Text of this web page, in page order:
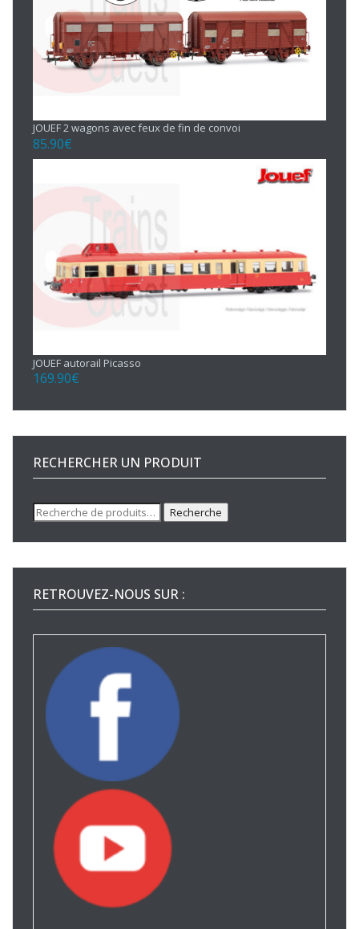
JOUEF 2 wagons avec feux de fin de convoi
85.90€
JOUEF autorail Picasso
169.90€
RECHERCHER UN PRODUIT
Recherche
pour :
Recherche
RETROUVEZ-NOUS SUR :